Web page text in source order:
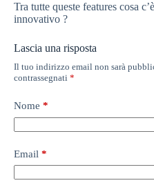
Tra tutte queste features cosa
innovativo ?
Lascia una risposta
Il tuo indirizzo email non sarà
contrassegnati *
Nome *
Email *